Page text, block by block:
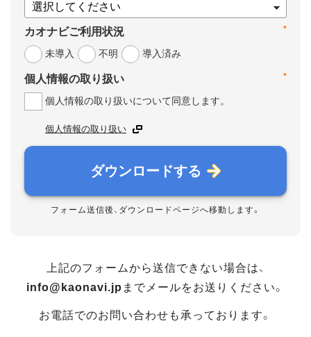
*
カオナビご利用状況
未導入
不明 導入済み
*
個人情報の取り扱い
個人情報の取り扱いについて同意します。
個人情報の取り扱い
ダウンロードする
フォーム送信後、ダウンロードページへ移動します。
上記のフォームから送信できない場合は、
info@kaonavi.jp までメールをお送りください。
お電話でのお問い合わせも承っております。